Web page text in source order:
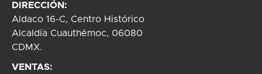
DIRECCIÓN:
Aldaco 16-C, Centro Histórico
Alcaldía Cuauthémoc, 06080
CDMX.
VENTAS: